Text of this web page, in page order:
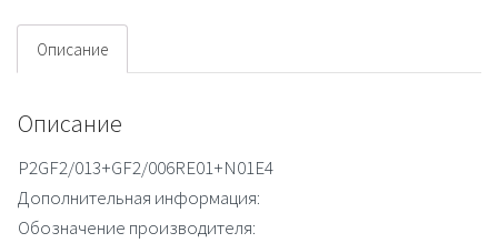
Описание
Описание
P2GF2/013+GF2/006RE01+N01E4
Дополнительная информация:
Обозначение производителя: